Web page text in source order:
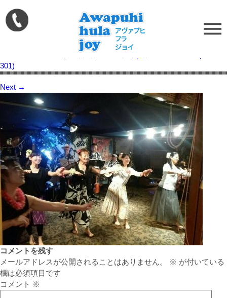
2016年11月7日in
301)
Next →
コメントを残す
メールアドレスが公開されることはありません。
※ が付いている
欄は必須項目です
コメント ※